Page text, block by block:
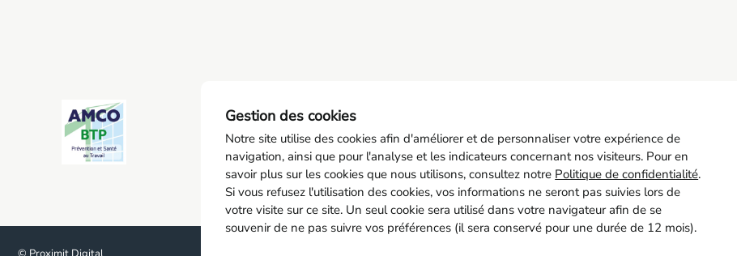
6 Allée Duke Ellington
87067 Limoges
Contact
Recrutement
Adhérer
Gestion des cookies
Notre site utilise des cookies afin d'améliorer et de personnaliser votre expérience de
navigation, ainsi que pour l'analyse et les indicateurs concernant nos visiteurs. Pour en
savoir plus sur les cookies que nous utilisons, consultez notre Politique de confidentialité.
Si vous refusez l'utilisation des cookies, vos informations ne seront pas suivies lors de
votre visite sur ce site. Un seul cookie sera utilisé dans votre navigateur afin de se
souvenir de ne pas suivre vos préférences (il sera conservé pour une durée de 12 mois).